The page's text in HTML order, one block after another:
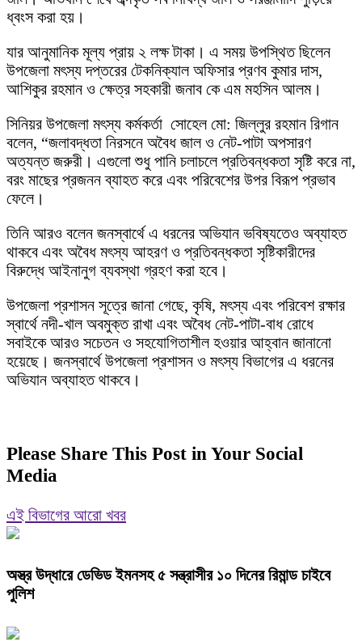
ধ্বংস করা হয়।
যার আনুমানিক মূল্য প্রায় ২ লক্ষ টাকা। এ সময় উপস্থিত ছিলেন
উপজেলা মৎস্য দপ্তরের টেকনিক্যাল অফিসার প্রণব কুমার দাস,
আশিকুর রহমান ও ক্ষেত্র সহকারী জনাব কে এম মহসিন আলম।
সিনিয়র উপজেলা মৎস্য কর্মকর্তা সোহেল মো: জিল্লুর রহমান রিগান
বলেন, “জলাবদ্ধতা নিরসনে অবৈধ জাল ও নেট-পাটা অপসারণ
অত্যন্ত জরুরী। এগুলো শুধু পানি চলাচলে প্রতিবন্ধকতা সৃষ্টি করে না,
বরং মাছের প্রজনন ব্যাহত করে এবং পরিবেশের উপর বিরূপ প্রভাব
ফেলে।
তিনি আরও বলেন জনস্বার্থে এ ধরনের অভিযান ভবিষ্যতেও অব্যাহত
থাকবে এবং অবৈধ মৎস্য আহরণ ও প্রতিবন্ধকতা সৃষ্টিকারীদের
বিরুদ্ধে আইনানুগ ব্যবস্থা গ্রহণ করা হবে।
উপজেলা প্রশাসন সূত্রে জানা গেছে, কৃষি, মৎস্য এবং পরিবেশ রক্ষার
স্বার্থে নদী-খাল অবমুক্ত রাখা এবং অবৈধ নেট-পাটা-বাধ রোধে
সবাইকে আরও সচেতন ও সহযোগিতাশীল হওয়ার আহ্বান জানানো
হয়েছে। জনস্বার্থে উপজেলা প্রশাসন ও মৎস্য বিভাগের এ ধরনের
অভিযান অব্যাহত থাকবে।
Please Share This Post in Your Social
Media
এই বিভাগের আরো খবর
অস্ত্র উদ্ধারে ডেভিড ইমনসহ ৫ সন্ত্রাসীর ১০ দিনের রিমান্ড চাইবে
পুলিশ